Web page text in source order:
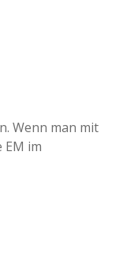
Wenn man mit
EM im